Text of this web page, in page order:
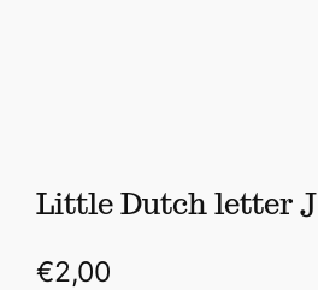
Little Dutch letter J
€2,00